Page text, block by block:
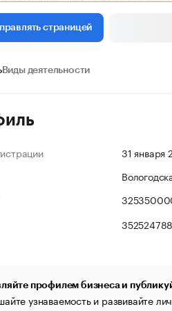
страницей
Виды деятельности
31 января
профилем бизнеса и
узнаваемость и развивайте